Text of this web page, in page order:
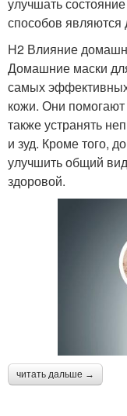
способов
H2 Влияние
Домашние маски
самых
кожи. Они помогают
также устранять
и зуд. Кроме того,
улучшить общий
здоровой.
читать дальше →